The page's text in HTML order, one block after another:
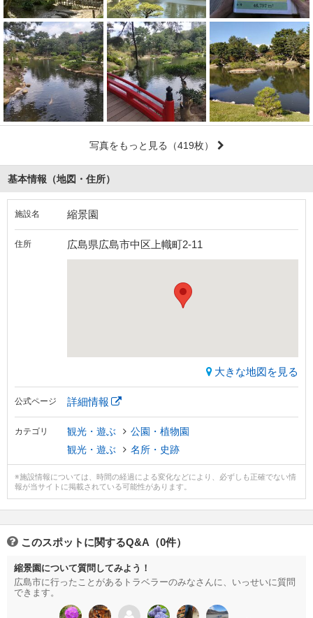
写真をもっと見る （419枚）
基本情報（地図・住所）
施設名 縮景園
住所 広島県広島市中区上幟町2-11
大きな地図を見る
公式ページ 詳細情報
カテゴリ 観光・遊ぶ
公園・植物園
観光・遊ぶ
名所・史跡
※施設情報については、時間の経過による変化などにより、必ずしも正確でない情
報が当サイトに掲載されている可能性があります。
このスポットに関するQ&A（0件）
縮景園について質問してみよう！
広島市に行ったことがあるトラベラーのみなさんに、いっせいに質問
できます。